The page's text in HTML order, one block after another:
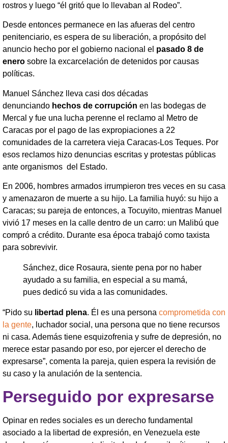
rostros y luego “él gritó que lo llevaban al Rodeo”.
Desde entonces permanece en las afueras del centro
penitenciario, es espera de su liberación, a propósito del
anuncio hecho por el gobierno nacional el pasado 8 de
enero sobre la excarcelación de detenidos por causas
políticas.
Manuel Sánchez lleva casi dos décadas
denunciando hechos de corrupción en las bodegas de
Mercal y fue una lucha perenne el reclamo al Metro de
Caracas por el pago de las expropiaciones a 22
comunidades de la carretera vieja Caracas-Los Teques. Por
esos reclamos hizo denuncias escritas y protestas públicas
ante organismos del Estado.
En 2006, hombres armados irrumpieron tres veces en su casa
y amenazaron de muerte a su hijo. La familia huyó: su hijo a
Caracas; su pareja de entonces, a Tocuyito, mientras Manuel
vivió 17 meses en la calle dentro de un carro: un Malibú que
compró a crédito. Durante esa época trabajó como taxista
para sobrevivir.
Sánchez, dice Rosaura, siente pena por no haber
ayudado a su familia, en especial a su mamá,
pues dedicó su vida a las comunidades.
“Pido su libertad plena. Él es una persona comprometida con
la gente, luchador social, una persona que no tiene recursos
ni casa. Además tiene esquizofrenia y sufre de depresión, no
merece estar pasando por eso, por ejercer el derecho de
expresarse”, comenta la pareja, quien espera la revisión de
su caso y la anulación de la sentencia.
Perseguido por expresarse
Opinar en redes sociales es un derecho fundamental
asociado a la libertad de expresión, en Venezuela este